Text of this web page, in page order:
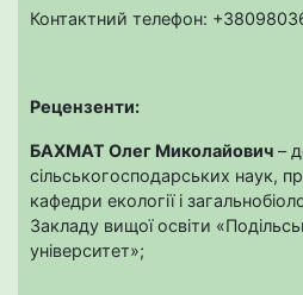
Контактний телефон:
Рецензенти:
БАХМАТ Олег Миколайович –
сільськогосподарських наук,
кафедри екології і
Закладу вищої освіти
університет»;